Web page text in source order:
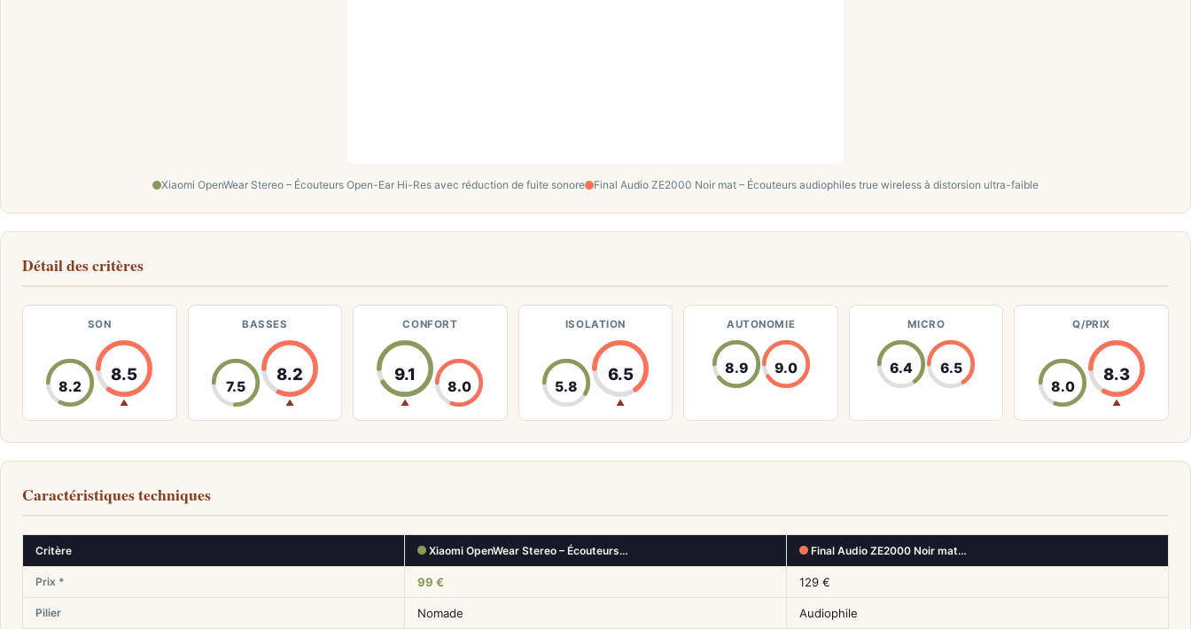
Xiaomi OpenWear Stereo – Écouteurs Open-Ear Hi-Res avec réduction de fuite sonore Final Audio ZE2000 Noir mat – Écouteurs audiophiles true wireless à distorsion ultra-faible
Détail des critères
SON
8.2
8.5
▲
BASSES
7.5
8.2
▲
CONFORT
9.1
▲
8.0
ISOLATION
5.8
6.5
▲
AUTONOMIE
8.9 9.0
MICRO
6.4 6.5
Q/PRIX
8.0
8.3
▲
Caractéristiques techniques
Critère Xiaomi OpenWear Stereo – Écouteurs… Final Audio ZE2000 Noir mat…
Prix * 99 € 129 €
Pilier Nomade Audiophile